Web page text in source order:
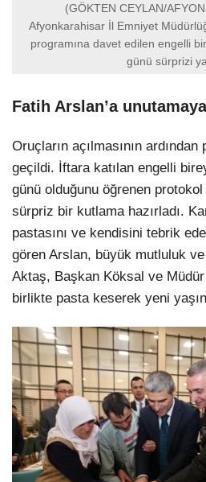
(GÖKTEN CEYLAN/
Afyonkarahisar İl Emniyet
programına davet edilen engelli
günü sürprizi
Fatih Arslan’a
Oruçların açılmasının
geçildi. İftara katılan engelli
günü olduğunu öğrenen
sürpriz bir kutlama hazırladı.
pastasını ve kendisini tebrik
gören Arslan, büyük mutluluk ve
Aktaş, Başkan Köksal ve
birlikte pasta keserek yeni